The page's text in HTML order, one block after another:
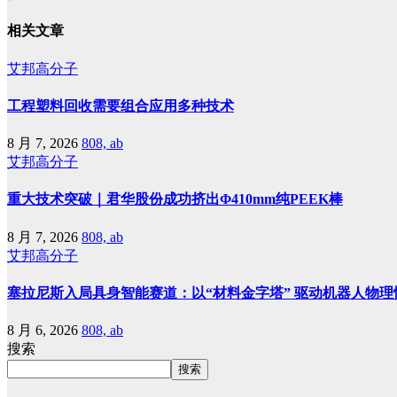
相关文章
艾邦高分子
工程塑料回收需要组合应用多种技术
8 月 7, 2026 808, ab
艾邦高分子
重大技术突破｜君华股份成功挤出Φ410mm纯PEEK棒
8 月 7, 2026 808, ab
艾邦高分子
塞拉尼斯入局具身智能赛道：以“材料金字塔” 驱动机器人物
8 月 6, 2026 808, ab
搜索
搜索